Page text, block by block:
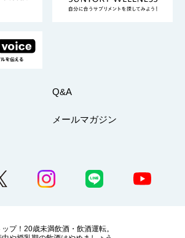
Q&A
メールマガジン
ップ！20歳未満飲酒・飲酒運転。